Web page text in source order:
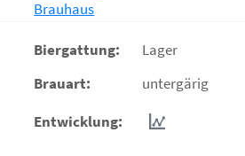
Brauhaus
Biergattung:
Lager
Brauart:
untergärig
Entwicklung: